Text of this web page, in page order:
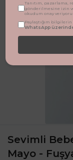
Sevimli
Mayo -
Tanıtım, pazarlama,
gönderilmesine izin
okudum onay
Paylaştığım bilgilerin
WhatsApp